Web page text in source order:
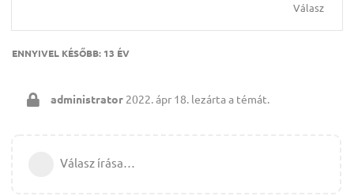
Válasz
ENNYIVEL KÉSŐBB: 13 ÉV
administrator 2022. ápr 18. lezárta a témát.
Válasz írása…